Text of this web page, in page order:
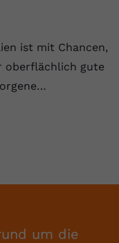
ist mit Chancen,
oberflächlich gute
um die